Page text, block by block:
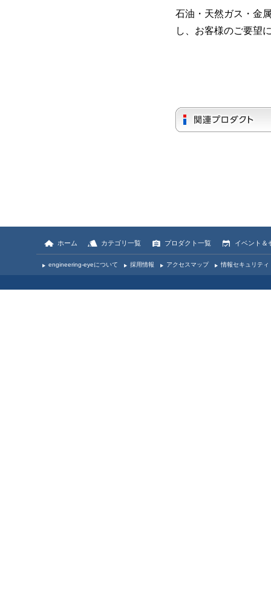
石油・天然ガス・金
し、お客様のご要望
ホーム カテゴリ一覧 プロダクト一覧 イベント＆
engineering-eyeについて 採用情報 アクセスマップ 情報セキュリテ